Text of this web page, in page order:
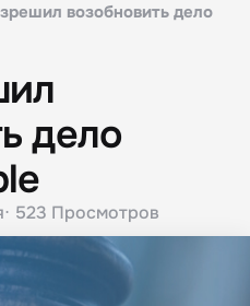
возобновить дело
дело
523 Просмотров